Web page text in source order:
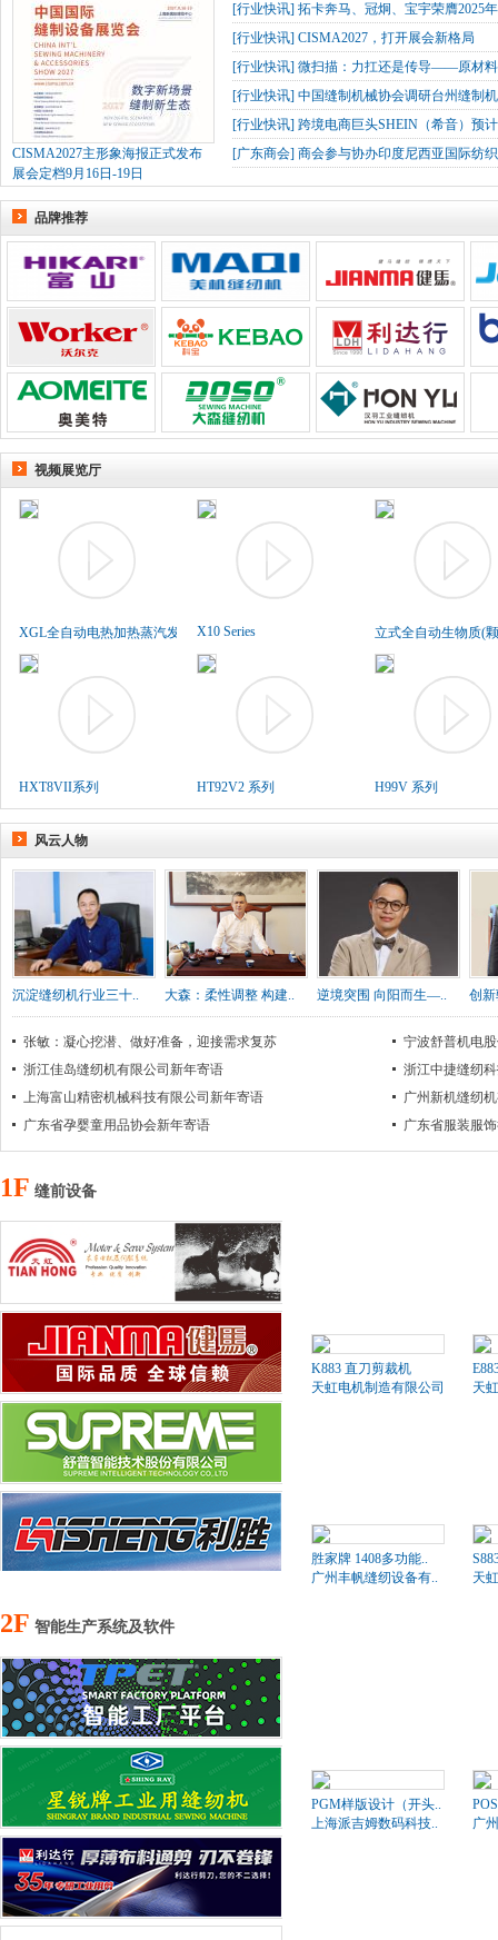
CISMA2027主形象海报正式发布
展会定档9月16日-19日
[行业快讯] 拓卡奔马、冠炯、宝宇荣膺2025
[行业快讯] CISMA2027，打开展会新格局
[行业快讯] 微扫描：力扛还是传导——原材
[行业快讯] 中国缝制机械协会调研台州缝制
[行业快讯] 跨境电商巨头SHEIN（希音）预
[广东商会] 商会参与协办印度尼西亚国际纺
品牌推荐
视频展览厅
XGL全自动电热加热蒸汽发生..X10 Series 立式全自动生物质(
HXT8VII系列 HT92V2 系列 H99V 系列
风云人物
沉淀缝纫机行业三十.. 大森：柔性调整 构建.. 逆境突围 向阳而生—.. 创
张敏：凝心挖潜、做好准备，迎接需求复苏
宁波舒普机电
浙江佳岛缝纫机有限公司新年寄语
浙江中捷缝纫
上海富山精密机械科技有限公司新年寄语
广州新机缝纫
广东省孕婴童用品协会新年寄语
广东省服装服
1F 缝前设备
K883 直刀剪裁机
天虹电机制造有限公司
天
胜家牌 1408多功能..
广州丰帆缝纫设备有..
天
2F 智能生产系统及软件
PGM样版设计（开头..
上海派吉姆数码科技..
广